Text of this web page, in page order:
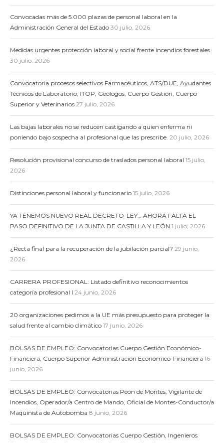
Convocadas más de 5.000 plazas de personal laboral en la
Administración General del Estado 30 julio, 2026
Medidas urgentes protección laboral y social frente incendios forestales
30 julio, 2026
Convocatoria procesos selectivos Farmacéuticos, ATS/DUE, Ayudantes
Técnicos de Laboratorio, ITOP, Geólogos, Cuerpo Gestión, Cuerpo
Superior y Veterinarios 27 julio, 2026
Las bajas laborales no se reducen castigando a quien enferma ni
poniendo bajo sospecha al profesional que las prescribe. 20 julio, 2026
Resolución provisional concurso de traslados personal laboral 15 julio,
2026
Distinciones personal laboral y funcionario 15 julio, 2026
YA TENEMOS NUEVO REAL DECRETO-LEY… AHORA FALTA EL
PASO DEFINITIVO DE LA JUNTA DE CASTILLA Y LEÓN 1 julio, 2026
¿Recta final para la recuperación de la jubilación parcial? 29 junio,
2026
CARRERA PROFESIONAL: Listado definitivo reconocimientos
categoría profesional I 24 junio, 2026
20 organizaciones pedimos a la UE más presupuesto para proteger la
salud frente al cambio climático 17 junio, 2026
BOLSAS DE EMPLEO: Convocatorias Cuerpo Gestión Económico-
Financiera, Cuerpo Superior Administración Económico-Financiera 16
junio, 2026
BOLSAS DE EMPLEO: Convocatorias Peón de Montes, Vigilante de
Incendios, Operador/a Centro de Mando, Oficial de Montes-Conductor/a
Maquinista de Autobomba 8 junio, 2026
BOLSAS DE EMPLEO: Convocatorias Cuerpo Gestión, Ingenieros